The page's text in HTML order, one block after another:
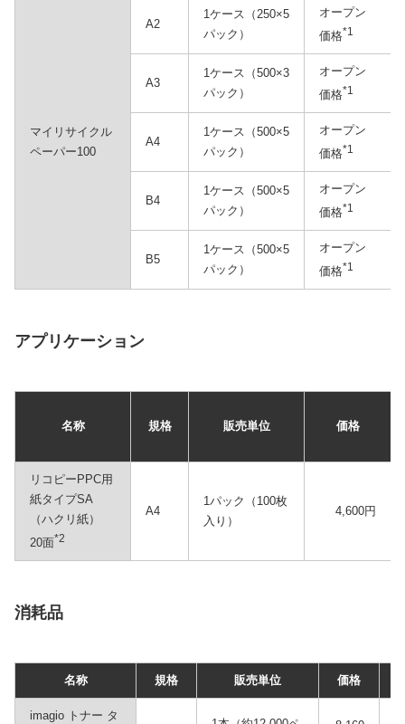
マイリサイクル
ペーパー100
A2
1ケース（250×5
パック）
オープン
価格*1
A3
1ケース（500×3
パック）
オープン
価格*1
A4
1ケース（500×5
パック）
オープン
価格*1
B4
1ケース（500×5
パック）
オープン
価格*1
B5
1ケース（500×5
パック）
オープン
価格*1
アプリケーション
名称 規格 販売単位 価格
リコピーPPC用
紙タイプSA
（ハクリ紙）
20面*2
A4
1パック（100枚
入り）
4,600円
消耗品
名称 規格 販売単位 価格
imagio トナー タ